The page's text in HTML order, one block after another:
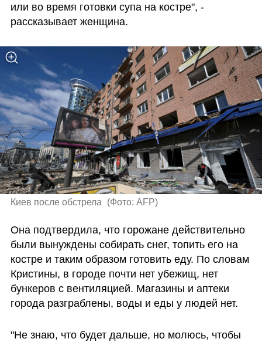
или во время готовки супа на костре", -
рассказывает женщина.
Киев после обстрела (Фото: AFP)
Она подтвердила, что горожане действительно
были вынуждены собирать снег, топить его на
костре и таким образом готовить еду. По словам
Кристины, в городе почти нет убежищ, нет
бункеров с вентиляцией. Магазины и аптеки
города разграблены, воды и еды у людей нет.
"Не знаю, что будет дальше, но молюсь, чтобы